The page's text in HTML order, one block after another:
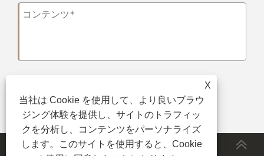
送信
X
当社は Cookie を使用して、より良いブラウ
ジング体験を提供し、サイトのトラフィッ
クを分析し、コンテンツをパーソナライズ
します。このサイトを使用すると、Cookie